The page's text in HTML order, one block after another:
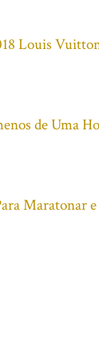
Louis
de Uma
Maratonar